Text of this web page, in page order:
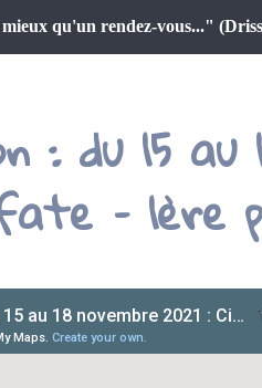
qu'un rendez-vous..."
: du 15 au
– 1ère